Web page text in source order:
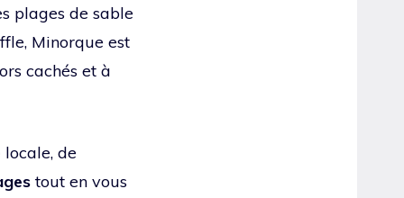
plages de sable
Minorque est
cachés et à
locale, de
tout en vous